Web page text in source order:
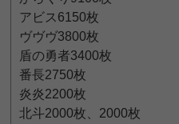
アビス6150枚
ヴヴヴ3800枚
盾の勇者3400枚
番長2750枚
炎炎2200枚
北斗2000枚、2000枚